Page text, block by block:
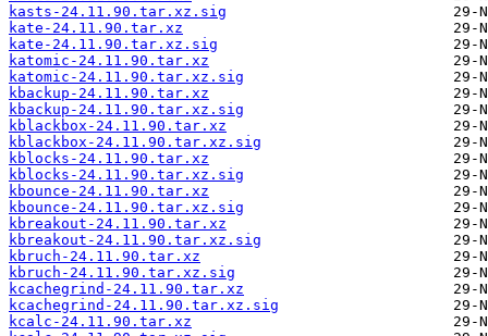
kasts-24.11.90.tar.xz.sig
kate-24.11.90.tar.xz
kate-24.11.90.tar.xz.sig
katomic-24.11.90.tar.xz
katomic-24.11.90.tar.xz.sig
kbackup-24.11.90.tar.xz
kbackup-24.11.90.tar.xz.sig
kblackbox-24.11.90.tar.xz
kblackbox-24.11.90.tar.xz.sig
kblocks-24.11.90.tar.xz
kblocks-24.11.90.tar.xz.sig
kbounce-24.11.90.tar.xz
kbounce-24.11.90.tar.xz.sig
kbreakout-24.11.90.tar.xz
kbreakout-24.11.90.tar.xz.sig
kbruch-24.11.90.tar.xz
kbruch-24.11.90.tar.xz.sig
kcachegrind-24.11.90.tar.xz
kcachegrind-24.11.90.tar.xz.sig
kcalc-24.11.90.tar.xz